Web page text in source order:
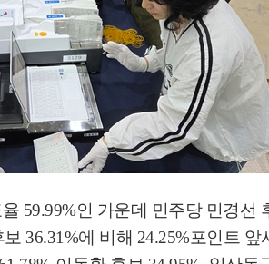
59.99%인 가운데 민주당 민경선
36.31%에 비해 24.25%포인트 앞